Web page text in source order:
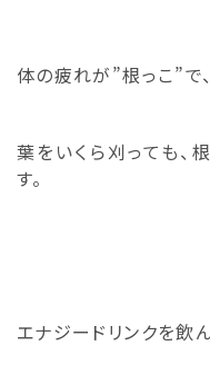
体の疲れが”根っこ”で
葉をいくら刈っても、
す。
エナジードリンクを飲